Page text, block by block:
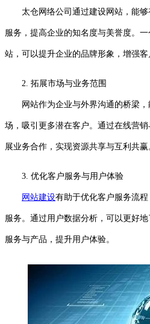
太仓网络公司通过建设网站，能够
服务，提高企业的知名度与美誉度。
站，可以提升企业的品牌形象，增强客
2. 拓展市场与业务范围
网站作为企业与外界沟通的桥梁，
场，吸引更多潜在客户。通过在线营
展业务合作，实现资源共享与互利共赢
3. 优化客户服务与用户体验
网站建设有助于优化客户服务流
服务。通过用户数据分析，可以更好
服务与产品，提升用户体验。